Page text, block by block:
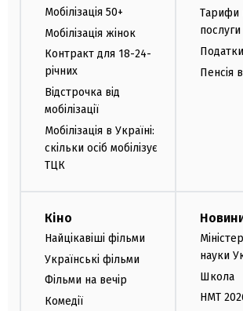
Мобілізація 50+
Мобілізація жінок
Контракт для 18-24-
річних
Відстрочка від
мобілізації
Мобілізація в Україні:
скільки осіб мобілізує
ТЦК
Тарифи
послуги
Податки
Пенсія
Кіно
Найцікавіші фільми
Українські фільми
Фільми на вечір
Комедії
науки
Школа
НМТ